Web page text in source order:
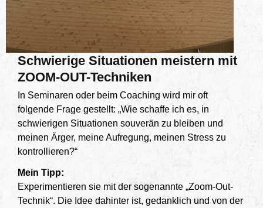
Schwierige Situationen meistern mit
ZOOM-OUT-Techniken
In Seminaren oder beim Coaching wird mir oft
folgende Frage gestellt: „Wie schaffe ich es, in
schwierigen Situationen souverän zu bleiben und
meinen Ärger, meine Aufregung, meinen Stress zu
kontrollieren?“
Mein Tipp:
Experimentieren sie mit der sogenannte „Zoom-Out-
Technik“. Die Idee dahinter ist, gedanklich und von der